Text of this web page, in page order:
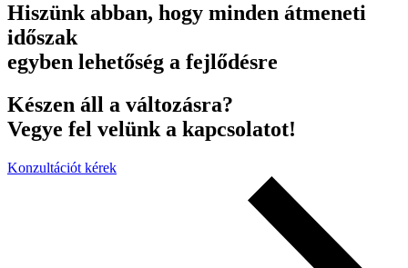
Hiszünk abban, hogy minden átmeneti
időszak
egyben lehetőség a fejlődésre
Készen áll a változásra?
Vegye fel velünk a kapcsolatot!
Konzultációt kérek